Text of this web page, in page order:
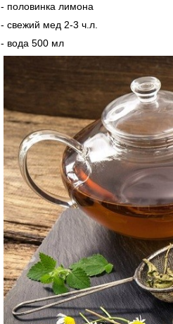
- половинка лимона
- свежий мед 2-3 ч.л.
- вода 500 мл